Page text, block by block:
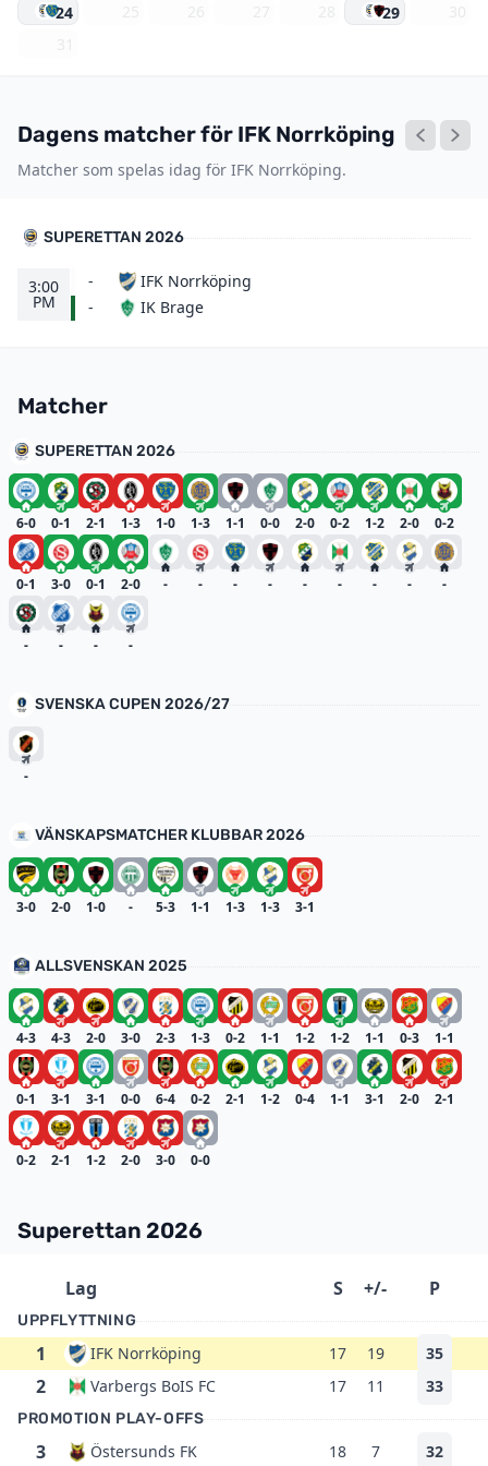
24
29
Dagens matcher för IFK Norrköping
Matcher som spelas idag för IFK Norrköping.
SUPERETTAN 2026
3:00
PM
-
-
IFK Norrköping
IK Brage
Matcher
SUPERETTAN 2026
6-0 0-1 2-1 1-3 1-0 1-3 1-1 0-0 2-0 0-2 1-2 2-0 0-2
0-1 3-0 0-1 2-0 - - - - - - - - -
- - - -
SVENSKA CUPEN 2026/27
-
VÄNSKAPSMATCHER KLUBBAR 2026
3-0 2-0 1-0 - 5-3 1-1 1-3 1-3 3-1
ALLSVENSKAN 2025
4-3 4-3 2-0 3-0 2-3 1-3 0-2 1-1 1-2 1-2 1-1 0-3 1-1
0-1 3-1 3-1 0-0 6-4 0-2 2-1 1-2 0-4 1-1 3-1 2-0 2-1
0-2 2-1 1-2 2-0 3-0 0-0
Superettan 2026
Lag S +/- P
UPPFLYTTNING
1 IFK Norrköping 17 19 35
2 Varbergs BoIS FC 17 11 33
PROMOTION PLAY-OFFS
3 Östersunds FK 18 7 32